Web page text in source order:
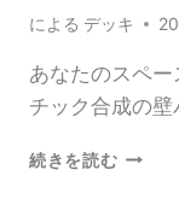
による デッキ
あなたのスペ
チック合成の壁
続きを読むあ